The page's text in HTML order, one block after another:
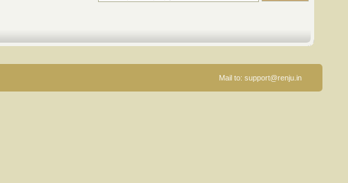
Mail to: support@renju.in